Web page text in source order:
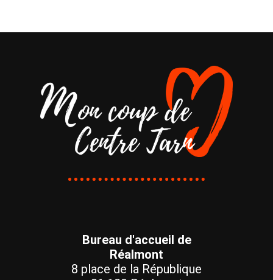
Bureau d'accueil de
Réalmont
8 place de la République